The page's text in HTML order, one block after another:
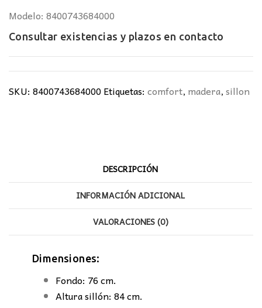
Modelo: 8400743684000
Consultar existencias y plazos en contacto
SKU: 8400743684000Etiquetas: comfort, madera,sillon
DESCRIPCIÓN
INFORMACIÓN ADICIONAL
VALORACIONES (0)
Dimensiones:
Fondo: 76 cm.
Altura sillón: 84 cm.